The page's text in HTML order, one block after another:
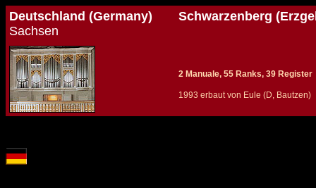
Deutschland (Germany)
Sachsen
Schwarzenberg
2 Manuale, 55 Ranks, 39 Register
1993 erbaut von Eule (D, Bautzen)